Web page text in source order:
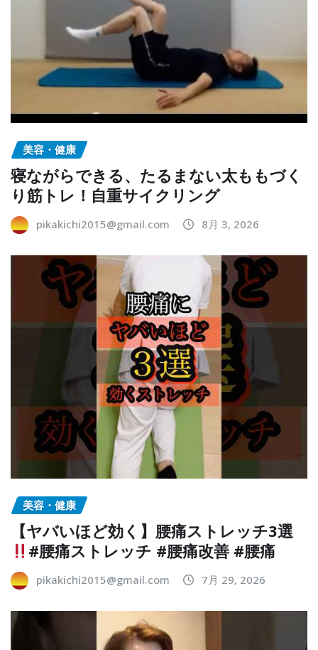
美容・健康
寝ながらできる、たるまない太ももづく
り筋トレ！自重サイクリング
pikakichi2015@gmail.com 8月 3, 2026
美容・健康
【ヤバいほど効く】腰痛ストレッチ3選
#腰痛ストレッチ #腰痛改善 #腰痛
pikakichi2015@gmail.com 7月 29, 2026